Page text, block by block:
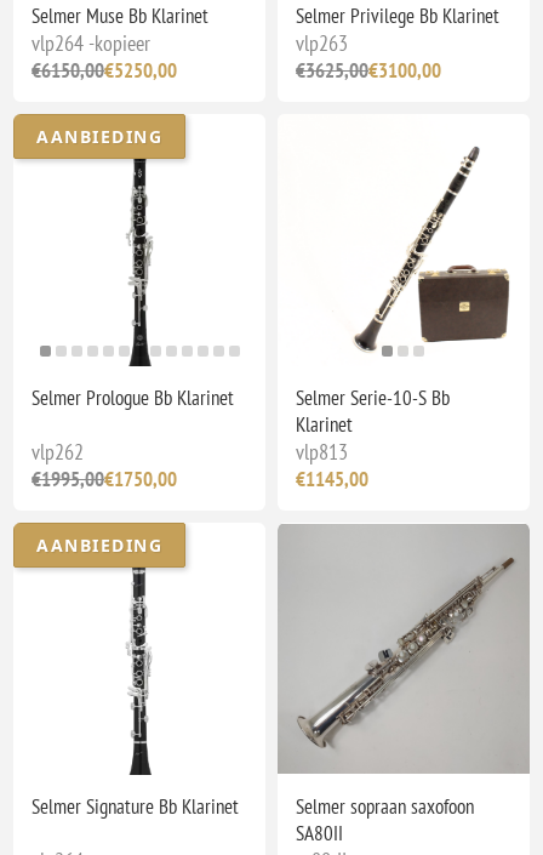
Selmer Muse Bb Klarinet
vlp264 -kopieer
€6150,00€5250,00
Selmer Privilege Bb Klarinet
vlp263
€3625,00€3100,00
AANBIEDING
Selmer Prologue Bb Klarinet
vlp262
€1995,00€1750,00
Selmer Serie-10-S Bb
Klarinet
vlp813
€1145,00
AANBIEDING
Selmer Signature Bb Klarinet
Selmer sopraan saxofoon
SA80II